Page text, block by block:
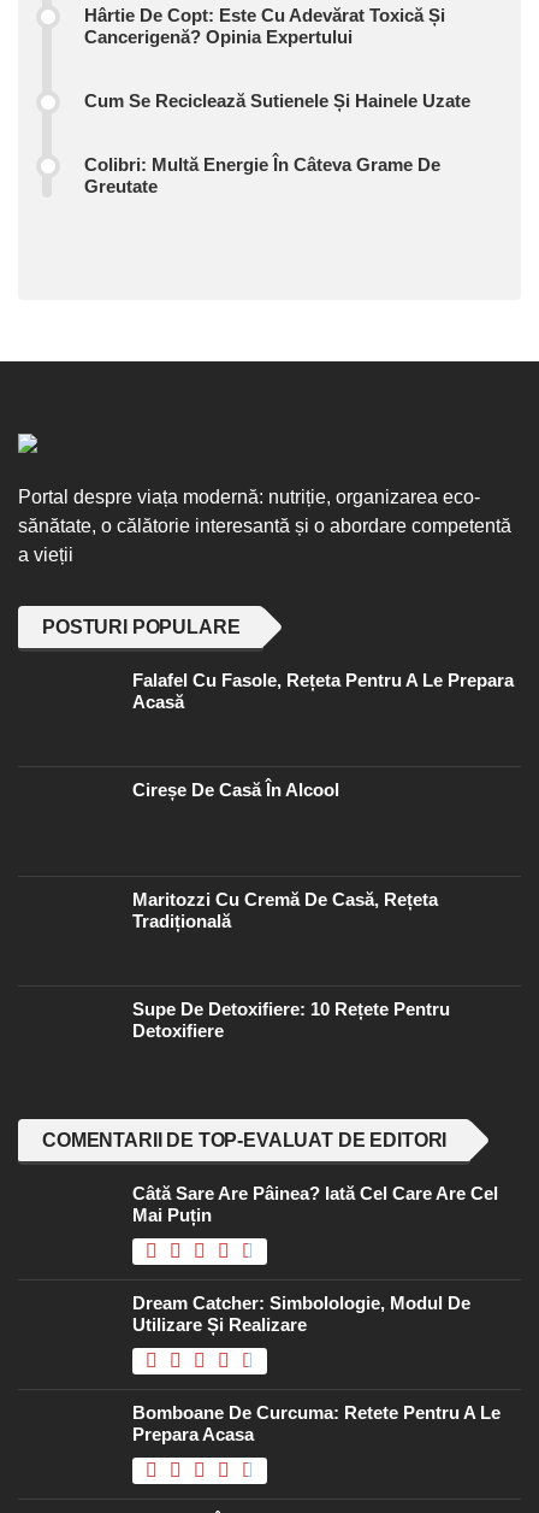
Hârtie De Copt: Este Cu Adevărat Toxică Și
Cancerigenă? Opinia Expertului
Cum Se Reciclează Sutienele Și Hainele Uzate
Colibri: Multă Energie În Câteva Grame De
Greutate
Portal despre viața modernă: nutriție, organizarea eco-
sănătate, o călătorie interesantă și o abordare competentă
a vieții
POSTURI POPULARE
Falafel Cu Fasole, Rețeta Pentru A Le Prepara
Acasă
Cireșe De Casă În Alcool
Maritozzi Cu Cremă De Casă, Rețeta
Tradițională
Supe De Detoxifiere: 10 Rețete Pentru
Detoxifiere
COMENTARII DE TOP-EVALUAT DE EDITORI
Câtă Sare Are Pâinea? Iată Cel Care Are Cel
Mai Puțin
Dream Catcher: Simbolologie, Modul De
Utilizare Și Realizare
Bomboane De Curcuma: Retete Pentru A Le
Prepara Acasa